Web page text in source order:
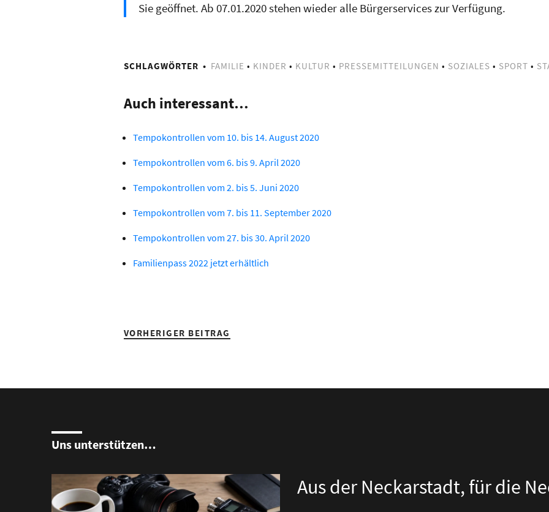
Sie geöffnet. Ab 07.01.2020 stehen wieder alle Bürgerservices zur Verfügung.
SCHLAGWÖRTER FAMILIE • KINDER • KULTUR • PRESSEMITTEILUNGEN • SOZIALES • SPORT •
Auch interessant…
Tempokontrollen vom 10. bis 14. August 2020
Tempokontrollen vom 6. bis 9. April 2020
Tempokontrollen vom 2. bis 5. Juni 2020
Tempokontrollen vom 7. bis 11. September 2020
Tempokontrollen vom 27. bis 30. April 2020
Familienpass 2022 jetzt erhältlich
VORHERIGER BEITRAG
Uns unterstützen…
Aus der Neckarstadt, für die